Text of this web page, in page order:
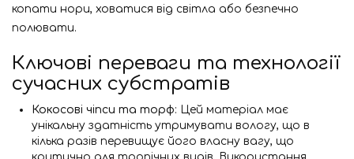
копати нори, ховатися від світла або безпечно
полювати.
Ключові переваги та технології
сучасних субстратів
Кокосові чіпси та торф: Цей матеріал має
унікальну здатність утримувати вологу, що в
кілька разів перевищує його власну вагу, що